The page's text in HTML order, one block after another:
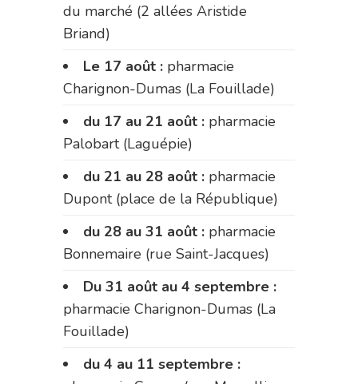
du marché (2 allées Aristide
Briand)
Le 17 août : pharmacie
Charignon-Dumas (La Fouillade)
du 17 au 21 août : pharmacie
Palobart (Laguépie)
du 21 au 28 août : pharmacie
Dupont (place de la République)
du 28 au 31 août : pharmacie
Bonnemaire (rue Saint-Jacques)
Du 31 août au 4 septembre :
pharmacie Charignon-Dumas (La
Fouillade)
du 4 au 11 septembre :